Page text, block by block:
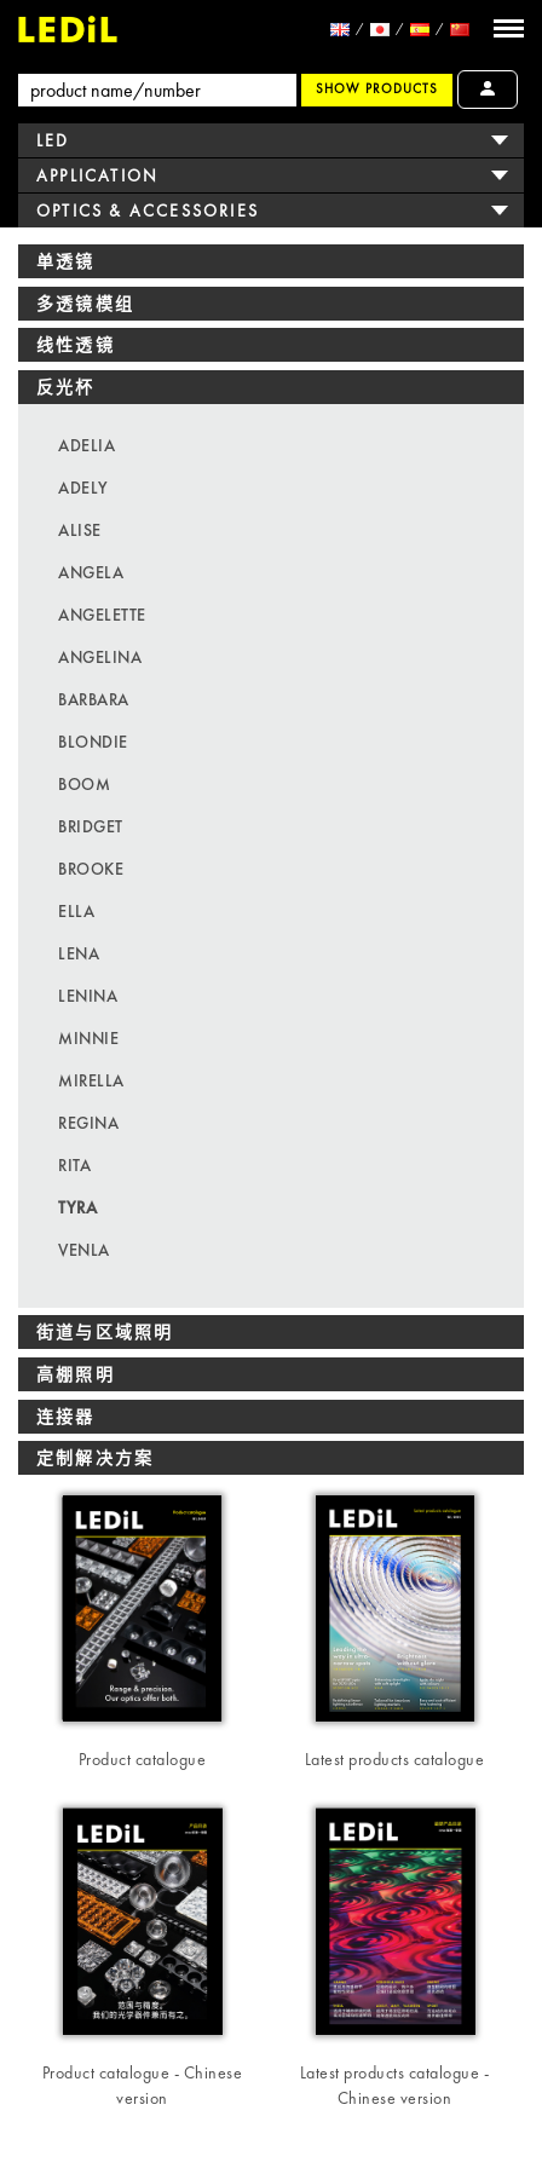
SHOW PRODUCTS
LED
APPLICATION
OPTICS & ACCESSORIES
单透镜
多透镜模组
线性透镜
反光杯
ADELIA
ADELY
ALISE
ANGELA
ANGELETTE
ANGELINA
BARBARA
BLONDIE
BOOM
BRIDGET
BROOKE
ELLA
LENA
LENINA
MINNIE
MIRELLA
REGINA
RITA
TYRA
VENLA
街道与区域照明
高棚照明
连接器
定制解决方案
Product catalogue Latest products catalogue
Product catalogue - Chinese
version
Latest products catalogue -
Chinese version